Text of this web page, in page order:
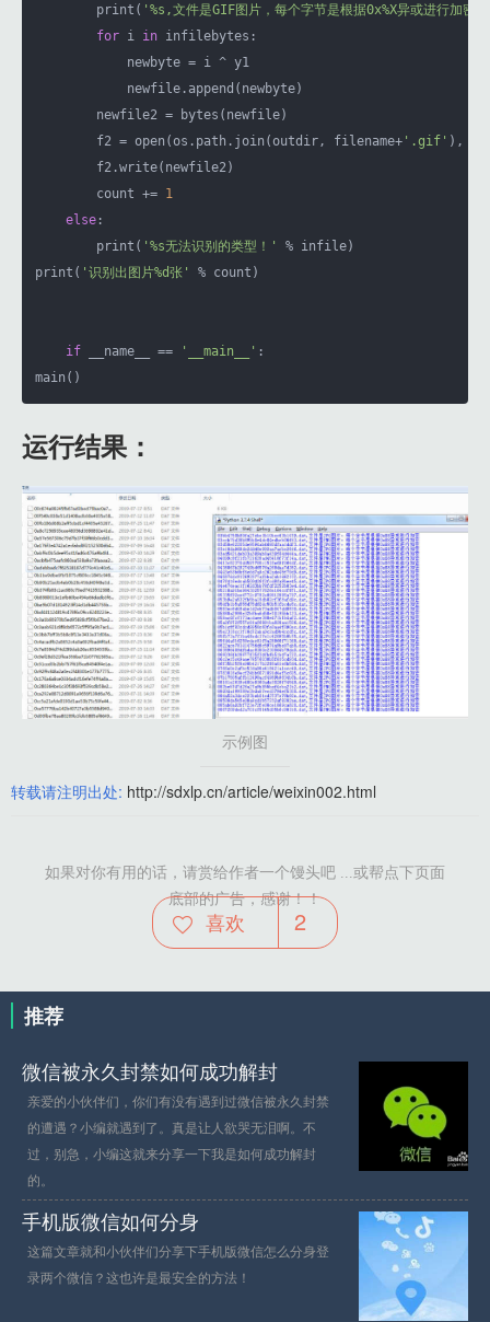
        print(
'%s,文件是GIF图片，每个字节是根据0x%X异或进行加密'
for i in infilebytes:
            newbyte = i ^ y1
            newfile.append(newbyte)
        newfile2 = bytes(newfile)
        f2 = open(os.path.join(outdir, filename+
'.gif' ),
        f2.write(newfile2)
        count +=
1
else :
        print(
'%s无法识别的类型！'
% infile)
print( '识别出图片%d张' % count)
if __name__ == '__main__' :
main()
运行结果：
示例图
转载请注明出处: http://sdxlp.cn/article/weixin002.html
如果对你有用的话，请赏给作者一个馒头吧 ...或帮点下页面
底部的广告，感谢！！
喜欢 2
推荐
微信被永久封禁如何成功解封
亲爱的小伙伴们，你们有没有遇到过微信被永久封禁
的遭遇？小编就遇到了。真是让人欲哭无泪啊。不
过，别急，小编这就来分享一下我是如何成功解封
的。
手机版微信如何分身
这篇文章就和小伙伴们分享下手机版微信怎么分身登
录两个微信？这也许是最安全的方法！